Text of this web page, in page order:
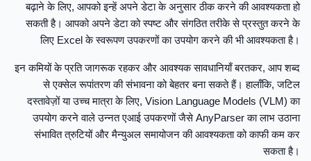
बढ़ाने के लिए, आपको इन्हें अपने डेटा के अनुसार ठीक करने की आवश्यकता हो
सकती है। आपको अपने डेटा को स्पष्ट और संगठित तरीके से प्रस्तुत करने के
लिए Excel के स्वरूपण उपकरणों का उपयोग करने की भी आवश्यकता है।
इन कमियों के प्रति जागरूक रहकर और आवश्यक सावधानियाँ बरतकर, आप शब्द
से एक्सेल रूपांतरण की संभावना को बेहतर बना सकते हैं। हालाँकि, जटिल
दस्तावेज़ों या उच्च मात्रा के लिए, Vision Language Models (VLM) का
उपयोग करने वाले उन्नत एआई उपकरणों जैसे AnyParser का लाभ उठाना
संभावित त्रुटियों और मैन्युअल समायोजन की आवश्यकता को काफी कम कर
सकता है।